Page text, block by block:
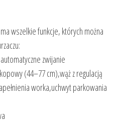
wszelkie funkcje, których można
zwijanie
(44–77 cm),wąż z regulacją
worka,uchwyt parkowania